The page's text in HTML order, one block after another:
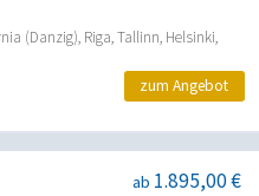
(Danzig), Riga, Tallinn, Helsinki,
zum Angebot
ab 1.895,00 €